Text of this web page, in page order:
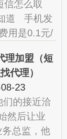
信怎么取
道 手机发
用是0.1元/
理加盟（短
代理）
23
的接近洽
然后让业
总监，他